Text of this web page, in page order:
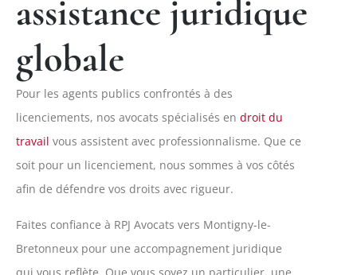
assistance juridique
globale
Pour les agents publics confrontés à des
licenciements, nos avocats spécialisés en droit du
travail vous assistent avec professionnalisme. Que ce
soit pour un licenciement, nous sommes à vos côtés
afin de défendre vos droits avec rigueur.
Faites confiance à RPJ Avocats vers Montigny-le-
Bretonneux pour une accompagnement juridique